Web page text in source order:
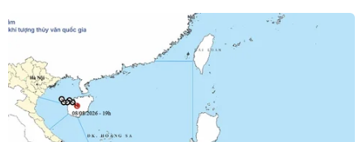
Trung Quốc cam kết tăng cường hợp tác
thực chất với Iran
18/08/2016 03:57
Phó Thủ tướng Trung Quốc Uông Dương khẳng định